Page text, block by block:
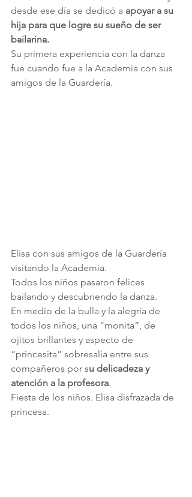
desde ese día se dedicó a apoyar a su
hija para que logre su sueño de ser
bailarina.
Su primera experiencia con la danza
fue cuando fue a la Academia con sus
amigos de la Guardería.
Elisa con sus amigos de la Guardería
visitando la Academia.
Todos los niños pasaron felices
bailando y descubriendo la danza.
En medio de la bulla y la alegría de
todos los niños, una “monita”, de
ojitos brillantes y aspecto de
“princesita” sobresalía entre sus
compañeros por su delicadeza y
atención a la profesora.
Fiesta de los niños. Elisa disfrazada de
princesa.